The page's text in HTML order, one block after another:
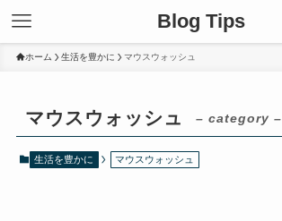
Blog Tips
ホーム 生活を豊かに マウスウォッシュ
マウスウォッシュ – category –
生活を豊かに マウスウォッシュ